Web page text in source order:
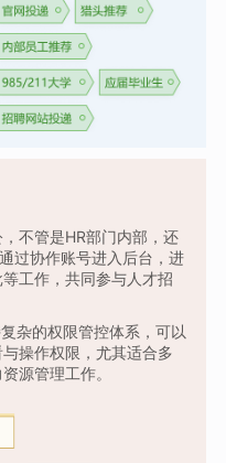
不管是HR部门内部，还
过协作账号进入后台，进
工作，共同参与人才招
杂的权限管控体系，可以
操作权限，尤其适合多
源管理工作。